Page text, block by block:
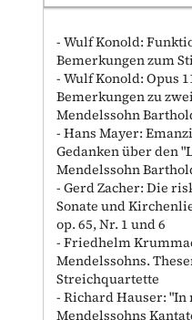
- Wulf Konold:
Bemerkungen zum
- Wulf Konold: Opus
Bemerkungen zu
Mendelssohn
- Hans Mayer:
Gedanken über den
Mendelssohn
- Gerd Zacher: Die
Sonate und
op. 65, Nr. 1 und 6
- Friedhelm
Mendelssohns.
Streichquartette
- Richard Hauser:
Mendelssohns